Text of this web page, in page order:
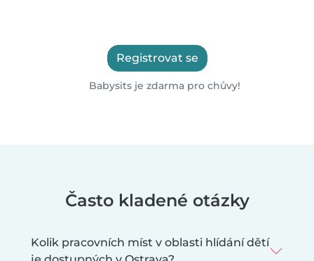
Registrovat se
Babysits je zdarma pro chůvy!
Často kladené otázky
Kolik pracovních míst v oblasti hlídání dětí